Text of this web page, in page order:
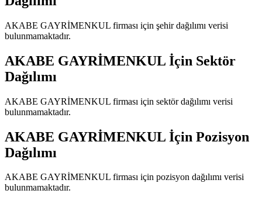
AKABE GAYRİMENKUL firması için şehir dağılımı verisi
bulunmamaktadır.
AKABE GAYRİMENKUL İçin Sektör
Dağılımı
AKABE GAYRİMENKUL firması için sektör dağılımı verisi
bulunmamaktadır.
AKABE GAYRİMENKUL İçin Pozisyon
Dağılımı
AKABE GAYRİMENKUL firması için pozisyon dağılımı verisi
bulunmamaktadır.